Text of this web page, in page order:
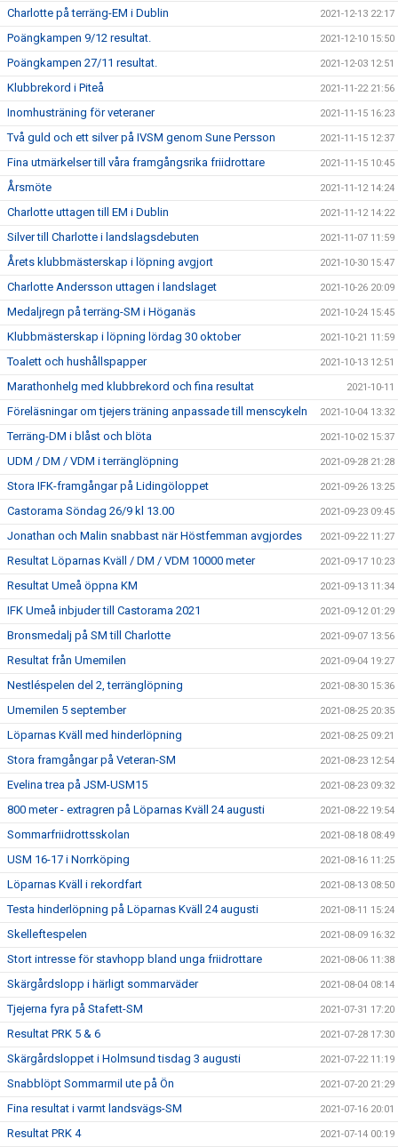
Charlotte på terräng-EM i Dublin 2021-12-13 22:17
Poängkampen 9/12 resultat. 2021-12-10 15:50
Poängkampen 27/11 resultat. 2021-12-03 12:51
Klubbrekord i Piteå 2021-11-22 21:56
Inomhusträning för veteraner 2021-11-15 16:23
Två guld och ett silver på IVSM genom Sune Persson 2021-11-15 12:37
Fina utmärkelser till våra framgångsrika friidrottare 2021-11-15 10:45
Årsmöte 2021-11-12 14:24
Charlotte uttagen till EM i Dublin 2021-11-12 14:22
Silver till Charlotte i landslagsdebuten 2021-11-07 11:59
Årets klubbmästerskap i löpning avgjort 2021-10-30 15:47
Charlotte Andersson uttagen i landslaget 2021-10-26 20:09
Medaljregn på terräng-SM i Höganäs 2021-10-24 15:45
Klubbmästerskap i löpning lördag 30 oktober 2021-10-21 11:59
Toalett och hushållspapper 2021-10-13 12:51
Marathonhelg med klubbrekord och fina resultat 2021-10-11
Föreläsningar om tjejers träning anpassade till menscykeln 2021-10-04 13:32
Terräng-DM i blåst och blöta 2021-10-02 15:37
UDM / DM / VDM i terränglöpning 2021-09-28 21:28
Stora IFK-framgångar på Lidingöloppet 2021-09-26 13:25
Castorama Söndag 26/9 kl 13.00 2021-09-23 09:45
Jonathan och Malin snabbast när Höstfemman avgjordes 2021-09-22 11:27
Resultat Löparnas Kväll / DM / VDM 10000 meter 2021-09-17 10:23
Resultat Umeå öppna KM 2021-09-13 11:34
IFK Umeå inbjuder till Castorama 2021 2021-09-12 01:29
Bronsmedalj på SM till Charlotte 2021-09-07 13:56
Resultat från Umemilen 2021-09-04 19:27
Nestléspelen del 2, terränglöpning 2021-08-30 15:36
Umemilen 5 september 2021-08-25 20:35
Löparnas Kväll med hinderlöpning 2021-08-25 09:21
Stora framgångar på Veteran-SM 2021-08-23 12:54
Evelina trea på JSM-USM15 2021-08-23 09:32
800 meter - extragren på Löparnas Kväll 24 augusti 2021-08-22 19:54
Sommarfriidrottsskolan 2021-08-18 08:49
USM 16-17 i Norrköping 2021-08-16 11:25
Löparnas Kväll i rekordfart 2021-08-13 08:50
Testa hinderlöpning på Löparnas Kväll 24 augusti 2021-08-11 15:24
Skelleftespelen 2021-08-09 16:32
Stort intresse för stavhopp bland unga friidrottare 2021-08-06 11:38
Skärgårdslopp i härligt sommarväder 2021-08-04 08:14
Tjejerna fyra på Stafett-SM 2021-07-31 17:20
Resultat PRK 5 & 6 2021-07-28 17:30
Skärgårdsloppet i Holmsund tisdag 3 augusti 2021-07-22 11:19
Snabblöpt Sommarmil ute på Ön 2021-07-20 21:29
Fina resultat i varmt landsvägs-SM 2021-07-16 20:01
Resultat PRK 4 2021-07-14 00:19